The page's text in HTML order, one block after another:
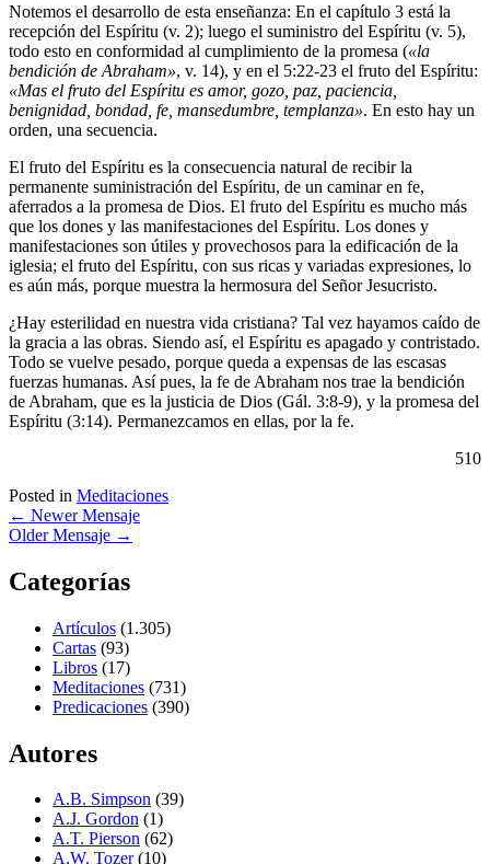
Notemos el desarrollo de esta enseñanza: En el capítulo 3 está la
recepción del Espíritu (v. 2); luego el suministro del Espíritu (v. 5),
todo esto en conformidad al cumplimiento de la promesa («la
bendición de Abraham», v. 14), y en el 5:22-23 el fruto del Espíritu:
«Mas el fruto del Espíritu es amor, gozo, paz, paciencia,
benignidad, bondad, fe, mansedumbre, templanza». En esto hay un
orden, una secuencia.
El fruto del Espíritu es la consecuencia natural de recibir la
permanente suministración del Espíritu, de un caminar en fe,
aferrados a la promesa de Dios. El fruto del Espíritu es mucho más
que los dones y las manifestaciones del Espíritu. Los dones y
manifestaciones son útiles y provechosos para la edificación de la
iglesia; el fruto del Espíritu, con sus ricas y variadas expresiones, lo
es aún más, porque muestra la hermosura del Señor Jesucristo.
¿Hay esterilidad en nuestra vida cristiana? Tal vez hayamos caído de
la gracia a las obras. Siendo así, el Espíritu es apagado y contristado.
Todo se vuelve pesado, porque queda a expensas de las escasas
fuerzas humanas. Así pues, la fe de Abraham nos trae la bendición
de Abraham, que es la justicia de Dios (Gál. 3:8-9), y la promesa del
Espíritu (3:14). Permanezcamos en ellas, por la fe.
510
Posted in Meditaciones
← Newer Mensaje
Older Mensaje →
Categorías
Artículos (1.305)
Cartas (93)
Libros (17)
Meditaciones (731)
Predicaciones (390)
Autores
A.B. Simpson (39)
A.J. Gordon (1)
A.T. Pierson (62)
A.W. Tozer(10)